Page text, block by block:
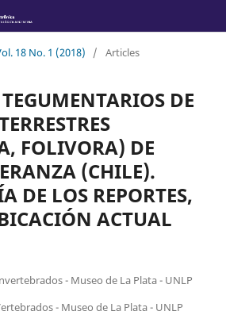
18 No. 1 (2018) / Articles
TEGUMENTARIOS DE
FOLIVORA) DE
(CHILE).
DE LOS REPORTES,
ACTUAL
- Museo de La Plata - UNLP
- Museo de La Plata - UNLP